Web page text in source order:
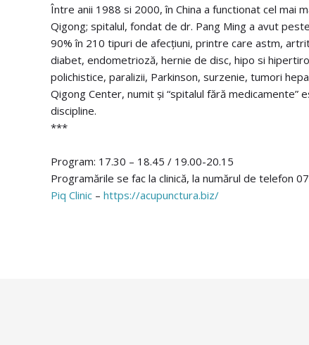
Între anii 1988 si 2000, în China a functionat cel mai
Qigong; spitalul, fondat de dr. Pang Ming a avut
90% în 210 tipuri de afecțiuni, printre care astm,
diabet, endometrioză, hernie de disc, hipo si
polichistice, paralizii, Parkinson, surzenie, tumori
Qigong Center, numit și “spitalul fără
discipline.
***
Program: 17.30 – 18.45 / 19.00-20.15
Programările se fac la clinică, la numărul de telefon
Piq Clinic – https://acupunctura.biz/